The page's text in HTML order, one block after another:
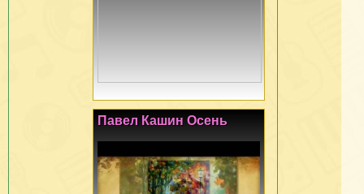
Павел Кашин Осень